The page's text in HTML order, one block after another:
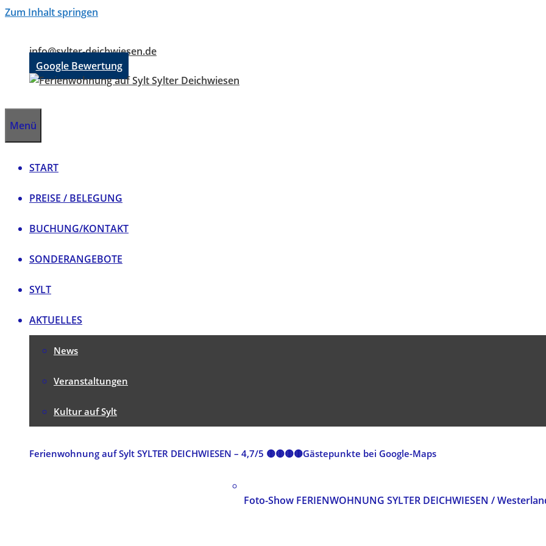
Zum Inhalt springen
info@sylter-deichwiesen.de
Google Bewertung
Menü
START
PREISE / BELEGUNG
BUCHUNG/KONTAKT
SONDERANGEBOTE
SYLT
AKTUELLES
News
Veranstaltungen
Kultur auf Sylt
Ferienwohnung auf Sylt SYLTER DEICHWIESEN – 4,7/5 🟡🟡🟡🟡Gästepunkte bei Google-Maps
Foto-Show FERIENWOHNUNG SYLTER DEICHWIESEN /